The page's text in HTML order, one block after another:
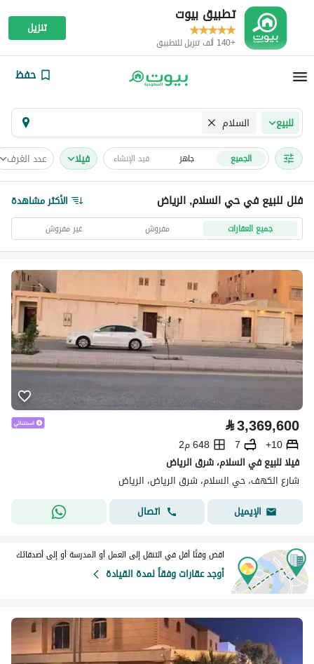
تطبيق بيوت
+140 ألف تنزيل للتطبيق
تنزيل
حفظ
للبيع السلام
الجميع جاهز قيد الإنشاء فیلا عدد الغرف
فلل للبيع في حي السلام, الرياض الأكثر مشاهدة
جميع العقارات مفروش غير مفروش
⃁3,369,600
10+
7
648 م2
فيلا للبيع في السلام، شرق الرياض
شارع الكهف، حي السلام، شرق الرياض، الرياض
الإيميل
اتصال
اقض وقتًا أقل في التنقل إلى العمل أو المدرسة أو إلى أصدقائك
أوجد عقارات وفقاً لمدة القيادة